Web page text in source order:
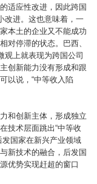
适应性改进，因此跨国
改进。这也意味着，一
本土的企业又不能成功
对停滞的状态。巴西、
观上就表现为跨国公司
创新能力没有形成和跟
以说，“中等收入陷
和创新主体，形成独立
技术层面跳出“中等收
发国家在新兴产业领域
新技术的融合，后发国
优势实现赶超的窗口